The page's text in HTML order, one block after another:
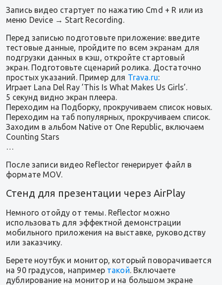
Запись видео стартует по нажатию Cmd + R или из
меню Device → Start Recording.
Перед записью подготовьте приложение: введите
тестовые данные, пройдите по всем экранам для
подгрузки данных в кэш, откройте стартовый
экран. Подготовьте сценарий ролика. Достаточно
простых указаний. Пример для Trava.ru:
Играет Lana Del Ray ’This Is What Makes Us Girls’.
5 секунд видно экран плеера.
Переходим на Подборку, прокручиваем список новых.
Переходим на таб популярных, прокручиваем список.
Заходим в альбом Native от One Republic, включаем
Counting Stars
…
После записи видео Reflector генерирует файл в
формате MOV.
Стенд для презентации через AirPlay
Немного отойду от темы. Reflector можно
использовать для эффектной демонстрации
мобильного приложения на выставке, руководству
или заказчику.
Берете ноутбук и монитор, который поворачивается
на 90 градусов, например такой. Включаете
дублирование на монитор и на большом экране